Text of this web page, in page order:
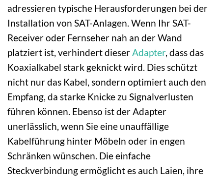
adressieren typische Herausforderungen bei der
Installation von SAT-Anlagen. Wenn Ihr SAT-
Receiver oder Fernseher nah an der Wand
platziert ist, verhindert dieserAdapter, dass das
Koaxialkabel stark geknickt wird. Dies schützt
nicht nur das Kabel, sondern optimiert auch den
Empfang, da starke Knicke zu Signalverlusten
führen können. Ebenso ist der Adapter
unerlässlich, wenn Sie eine unauffällige
Kabelführung hinter Möbeln oder in engen
Schränken wünschen. Die einfache
Steckverbindung ermöglicht es auch Laien, ihre